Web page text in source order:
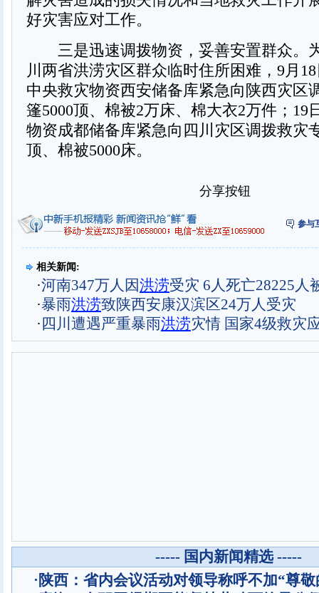
好灾害应对工作。
三是迅速调拨物资，妥善安置群众。
川两省洪涝灾区群众临时住所困难，9月
中央救灾物资西安储备库紧急向陕西灾区
篷5000顶、棉被2万床、棉大衣2万件；19
物资成都储备库紧急向四川灾区调拨救灾
顶、棉被5000床。
分享按钮
参与
相关新闻:
·河南347万人因洪涝受灾 6人死亡28225人
·暴雨洪涝致陕西安康汉滨区24万人受灾
·四川遭遇严重暴雨洪涝灾情 国家4级救灾
----- 国内新闻精选 -----
·陕西：省内会议活动对领导称呼不加“尊敬